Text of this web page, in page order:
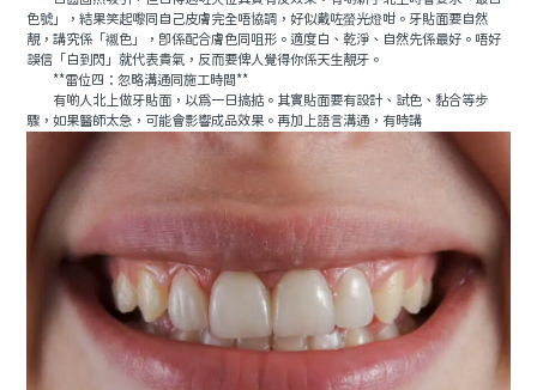
色號」，結果笑起嚟同自己皮膚完全唔協調，好似戴咗螢光燈咁。牙貼面要自然
靚，講究係「襯色」，即係配合膚色同咀形。適度白、乾淨、自然先係最好。唔好
誤信「白到閃」就代表貴氣，反而要俾人覺得你係天生靚牙。
**雷位四：忽略溝通同施工時間**
有啲人北上做牙貼面，以為一日搞掂。其實貼面要有設計、試色、黏合等步
驟，如果醫師太急，可能會影響成品效果。再加上語言溝通，有時講